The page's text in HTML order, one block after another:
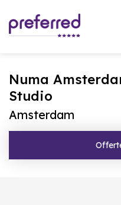
Numa
Studio
Amsterdam